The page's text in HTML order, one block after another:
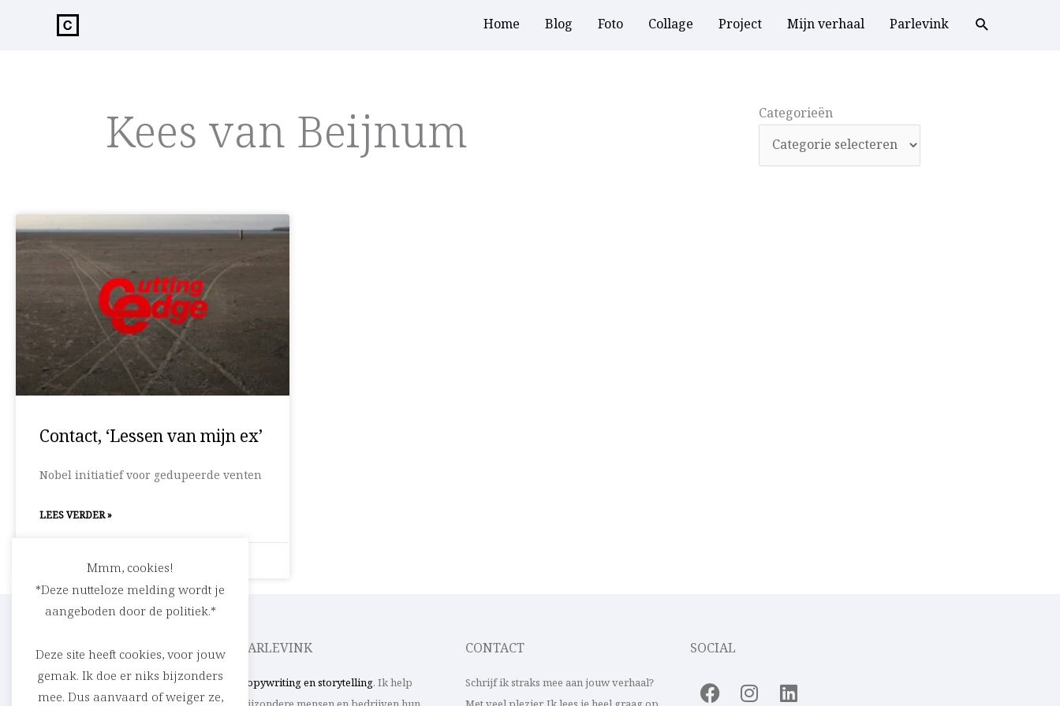
Home Blog Foto Collage Project Mijn verhaal Parlevink
Kees van Beijnum Categorieën
Categorieën
Contact, ‘Lessen van mijn ex’
Nobel initiatief voor gedupeerde venten
LEES VERDER »
20 oktober 2008 Geen reacties
CEDRIC RASKIN
Verhalen in woord en beeld. Uit ’t Stad,
PARLEVINK
Copywriting en storytelling. Ik help
CONTACT
Schrijf ik straks mee aan jouw verhaal?
SOCIAL
Facebook
Instagram
Linkedin
Mmm, cookies!
*Deze nutteloze melding wordt je
aangeboden door de politiek.*
Deze site heeft cookies, voor jouw
gemak. Ik doe er niks bijzonders
mee. Dus aanvaard of weiger ze,